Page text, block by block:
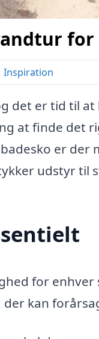
Inspiration
det er tid til
at finde det
er der
udstyr til
for
der kan